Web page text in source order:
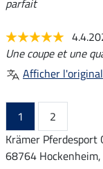
parfait
Une coupe et une
Afficher l'original
1
2
Krämer Pferdesport
68764